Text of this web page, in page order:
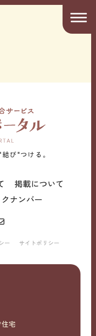
び"つける。
掲載について
ナンバー
ー サイトポリシー
住宅